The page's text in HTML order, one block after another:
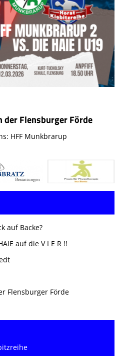
der Flensburger Förde
HFF Munkbrarup
auf Backe?
auf die V I E R !!
Flensburger Förde